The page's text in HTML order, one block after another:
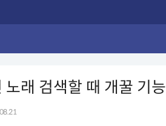
노래 검색할 때 개꿀 기능